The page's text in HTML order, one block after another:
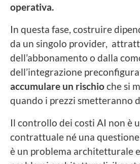
operativa.
In questa fase, costruire
da un singolo provider,
dell’abbonamento o dalla
dell’integrazione
accumulare un rischioche si
quando i prezzi smetteranno
Il controllo dei costi AI non è
contrattuale né una
è un problema architetturale